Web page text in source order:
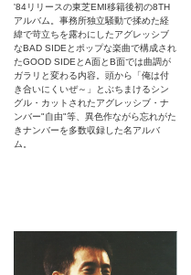
'84リリースの東芝EMI移籍後初の8TH
アルバム。事務所独立騒動で揉めた経
緯で苛立ちを露わにしたアグレッシブ
なBAD SIDEとポップな楽曲で構成され
たGOOD SIDEとA面とB面では曲調が
ガラリと変わる内容。頭から「俺は付
き合いにくいぜ～」とぶちまけるシン
グル・カットされたアグレッシブ・ナ
ンバー"自由"等、異色作ながら忘れがた
きナンバーを多数収録した名アルバ
ム。